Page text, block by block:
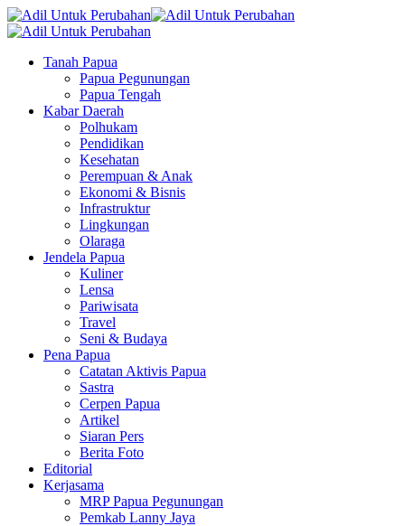
Tanah Papua
Papua Pegunungan
Papua Tengah
Kabar Daerah
Polhukam
Pendidikan
Kesehatan
Perempuan & Anak
Ekonomi & Bisnis
Infrastruktur
Lingkungan
Olaraga
Jendela Papua
Kuliner
Lensa
Pariwisata
Travel
Seni & Budaya
Pena Papua
Catatan Aktivis Papua
Sastra
Cerpen Papua
Artikel
Siaran Pers
Berita Foto
Editorial
Kerjasama
MRP Papua Pegunungan
Pemkab Lanny Jaya